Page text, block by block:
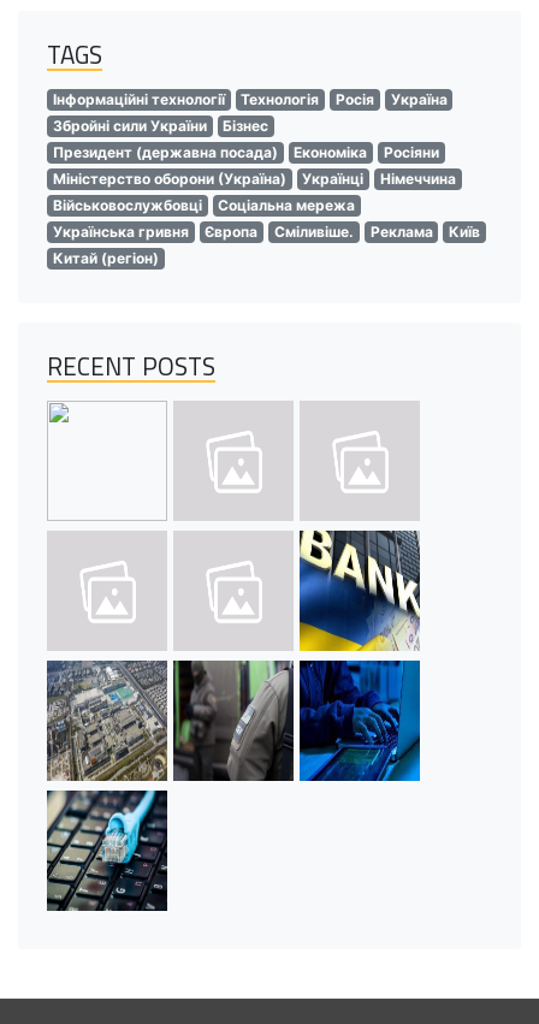
TAGS
Інформаційні технології Технологія Росія
Україна
Збройні сили України
Бізнес
Президент (державна посада)
Економіка
Росіяни
Міністерство оборони (Україна)
Українці
Німеччина
Військовослужбовці
Соціальна мережа
Українська гривня
Європа Сміливіше. Реклама
Київ
Китай (регіон)
RECENT POSTS